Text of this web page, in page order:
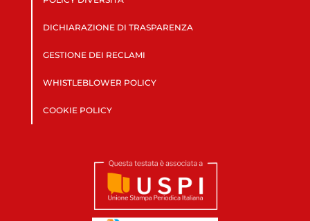
DICHIARAZIONE DI TRASPARENZA
GESTIONE DEI RECLAMI
WHISTLEBLOWER POLICY
COOKIE POLICY